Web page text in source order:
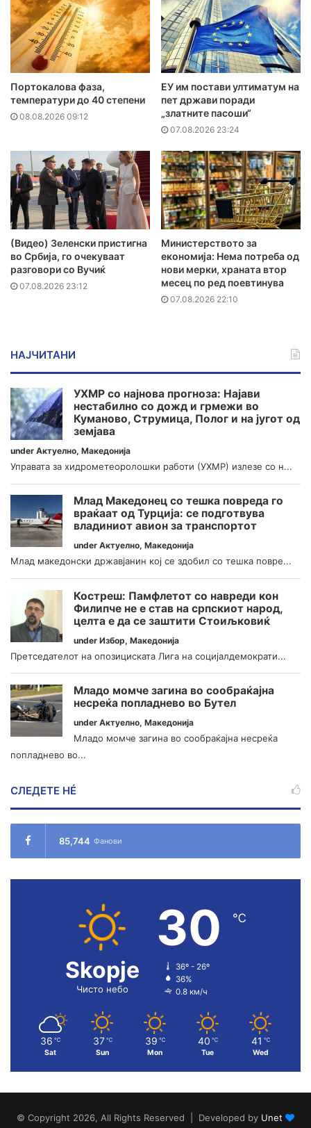
Портокалова фаза,
температури до 40 степени
08.08.2026 09:12
ЕУ им постави ултиматум на
пет држави поради
„златните пасоши“
07.08.2026 23:24
(Видео) Зеленски пристигна
во Србија, го очекуваат
разговори со Вучиќ
07.08.2026 23:12
Министерството за
економија: Нема потреба од
нови мерки, храната втор
месец по ред поевтинува
07.08.2026 22:10
НАЈЧИТАНИ
УХМР со најнова прогноза: Најави
нестабилно со дожд и грмежи во
Куманово, Струмица, Полог и на југот од
земјава
under Актуелно, Македонија
Управата за хидрометеоролошки работи (УХМР) излезе со н...
Млад Македонец со тешка повреда го
враќаат од Турција: се подготвува
владиниот авион за транспортот
under Актуелно, Македонија
Млад македонски државјанин кој се здобил со тешка повре...
Костреш: Памфлетот со навреди кон
Филипче не е став на српскиот народ,
целта е да се заштити Стоиљковиќ
under Избор, Македонија
Претседателот на опозициската Лига на социјалдемократи...
Младо момче загина во сообраќајна
несреќа попладнево во Бутел
under Актуелно, Македонија
Младо момче загина во сообраќајна несреќа
попладнево во...
СЛЕДЕТЕ НÉ
85,744 Фанови
Skopje
Чисто небо
30 ℃
36º - 26º
36%
0.8 км/ч
36 ℃
Sat
37 ℃
Sun
39 ℃
Mon
40 ℃
Tue
41 ℃
Wed
© Copyright 2026, All Rights Reserved | Developed by Unet